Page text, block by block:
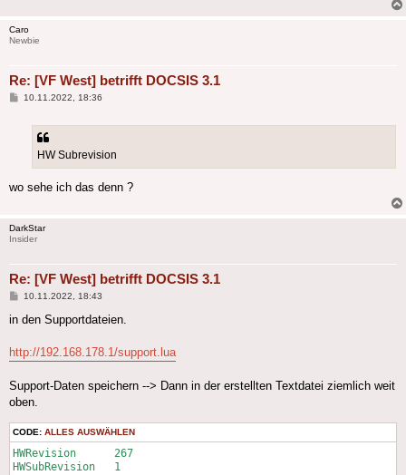
Caro
Newbie
Re: [VF West] betrifft DOCSIS 3.1
Beitrag
10.11.2022, 18:36
HW Subrevision
wo sehe ich das denn ?
DarkStar
Insider
Re: [VF West] betrifft DOCSIS 3.1
Beitrag
10.11.2022, 18:43
in den Supportdateien.
http://192.168.178.1/support.lua
Support-Daten speichern --> Dann in der erstellten Textdatei ziemlich weit
oben.
CODE: ALLES AUSWÄHLEN
HWRevision	267